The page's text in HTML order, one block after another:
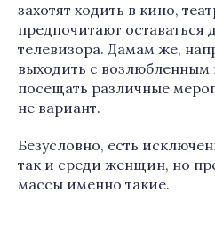
захотят ходить в кино,
предпочитают оставаться
телевизора. Дамам же,
выходить с возлюбленным
посещать различные
не вариант.
Безусловно, есть
так и среди женщин, но
массы именно такие.